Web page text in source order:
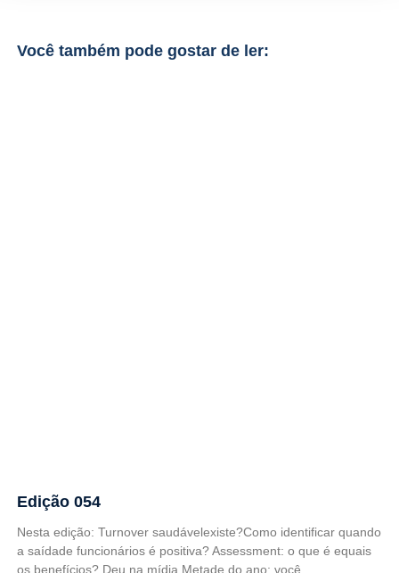
Você também pode gostar de ler:
Edição 054
Nesta edição: Turnover saudávelexiste?Como identificar quando
a saídade funcionários é positiva? Assessment: o que é equais
os benefícios? Deu na mídia Metade do ano: você